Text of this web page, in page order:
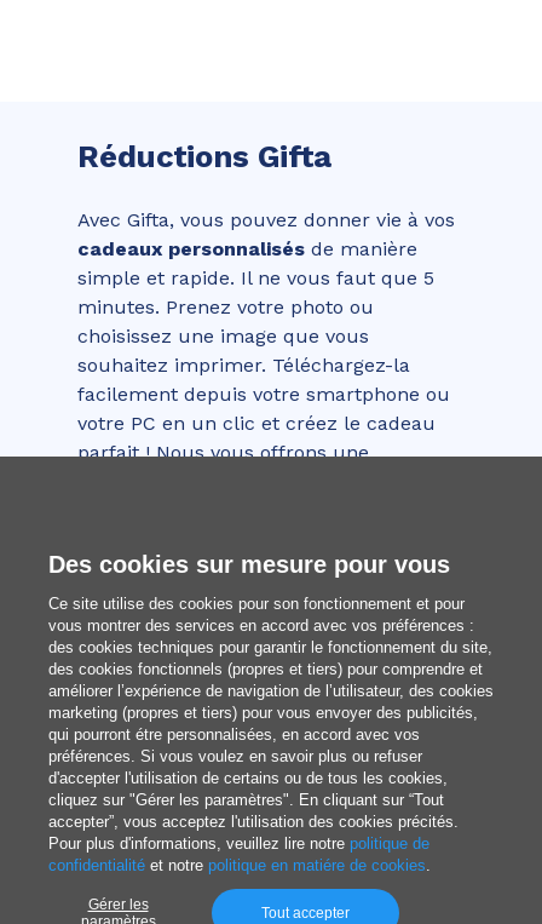
Avec Gifta, vous pouvez donner vie à vos
cadeaux personnalisés de manière
simple et rapide. Il ne vous faut que 5
minutes. Prenez votre photo ou
choisissez une image que vous
souhaitez imprimer. Téléchargez-la
facilement depuis votre smartphone ou
votre PC en un clic et créez le cadeau
parfait ! Nous vous offrons une
souhaité. Tout ce que vous avez à faire,
c'est de libérer l'artiste qui est en vous.
Nouveau client?Aujourd'hui, avec Gifta,
vous pouvez économiser sans
compromettre la qualité ! Découvrez les
réductions Gifta et trouvez les
meilleures pour vous !
Réductions Gifta
Safe payments:
© 1994—2024 Pixartprinting S.p.A. a socio
Des cookies sur mesure pour vous
Ce site utilise des cookies pour son fonctionnement et pour
vous montrer des services en accord avec vos préférences :
des cookies techniques pour garantir le fonctionnement du site,
des cookies fonctionnels (propres et tiers) pour comprendre et
améliorer l’expérience de navigation de l’utilisateur, des cookies
marketing (propres et tiers) pour vous envoyer des publicités,
qui pourront étre personnalisées, en accord avec vos
préférences. Si vous voulez en savoir plus ou refuser
d'accepter l'utilisation de certains ou de tous les cookies,
cliquez sur "Gérer les paramètres". En cliquant sur “Tout
accepter”, vous acceptez l'utilisation des cookies précités.
Pour plus d'informations, veuillez lire notre politique de
confidentialité et notre politique en matiére de cookies.
Gérer les
Tout accepter